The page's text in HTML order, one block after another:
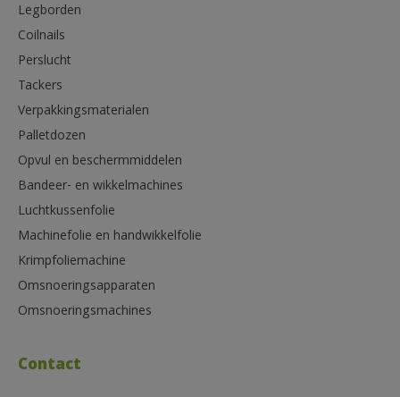
Legborden
Coilnails
Perslucht
Tackers
Verpakkingsmaterialen
Palletdozen
Opvul en beschermmiddelen
Bandeer- en wikkelmachines
Luchtkussenfolie
Machinefolie en handwikkelfolie
Krimpfoliemachine
Omsnoeringsapparaten
Omsnoeringsmachines
Contact